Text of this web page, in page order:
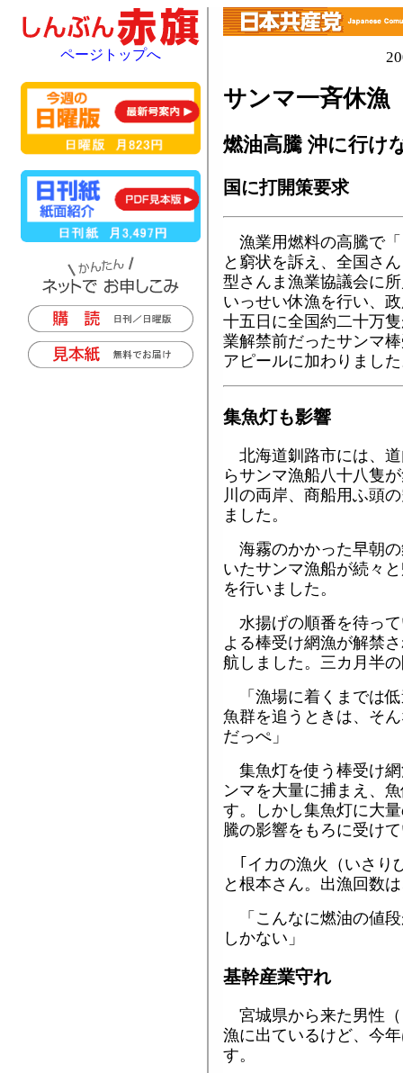
サンマ一斉休漁
燃油高騰 沖に行け
国に打開策要求
漁業用燃料の高騰で
と窮状を訴え、全国さ
型さんま漁業協議会に
いっせい休漁を行い、
十五日に全国約二十万
業解禁前だったサンマ
アピールに加わりまし
集魚灯も影響
北海道釧路市には、
らサンマ漁船八十八隻
川の両岸、商船用ふ頭
ました。
海霧のかかった早朝
いたサンマ漁船が続々
を行いました。
水揚げの順番を待っ
よる棒受け網漁が解禁
航しました。三カ月半
「漁場に着くまでは
魚群を追うときは、そ
だっぺ」
集魚灯を使う棒受け
ンマを大量に捕まえ、
す。しかし集魚灯に大
騰の影響をもろに受け
｢イカの漁火（いさり
と根本さん。出漁回数
「こんなに燃油の値
しかない」
基幹産業守れ
宮城県から来た男性
漁に出ているけど、今
す。
ページトップへ